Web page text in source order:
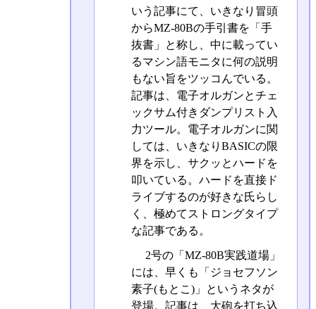
いう記事にて、いきなり冒頭
からMZ-80Bの手引書を「手
抜書」と称し、中に載ってい
るマシン語モニタに何の説明
もない旨をツッコんでいる。
記事は、電子オルガンとチェ
ックサム付きダンプリスト入
力ツール。電子オルガンに関
しては、いきなりBASICの限
界を示し、サクッとハードを
叩いている。ハードを直接ド
ライブするのが好きな氏らし
く、極めてストロングタイプ
な記事である。
2号の「MZ-80B実践道場」
には、早くも「ジョセフソン
素子(もとこ)」というネタが
登場。記事は、大砲を打ち込